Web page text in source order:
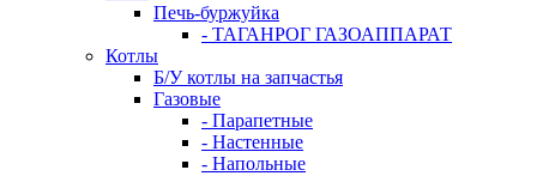
Печь-буржуйка
- ТАГАНРОГ ГАЗОАППАРАТ
Котлы
Б/У котлы на запчастья
Газовые
- Парапетные
- Настенные
- Напольные